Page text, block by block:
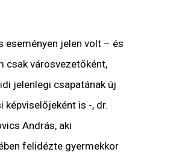
eseményen jelen volt – és
csak városvezetőként,
jelenlegi csapatának új
képviselőjeként is -, dr.
András, aki
felidézte gyermekkor